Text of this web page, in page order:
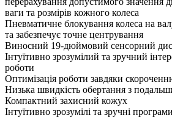
ваги та розмірів кожного колеса
Пневматичне блокування колеса на
та забезпечує точне центрування
Виносний 19-дюймовий сенсорний
Інтуїтивно зрозумілий та зручний
роботи
Оптимізація роботи завдяки
Низька швидкість обертання з
Компактний захисний кожух
Інтуїтивно зрозумілі та зручні